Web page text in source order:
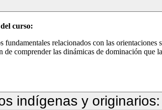
curso:
fundamentales relacionados con las
de comprender las dinámicas de dominación que
indígenas y